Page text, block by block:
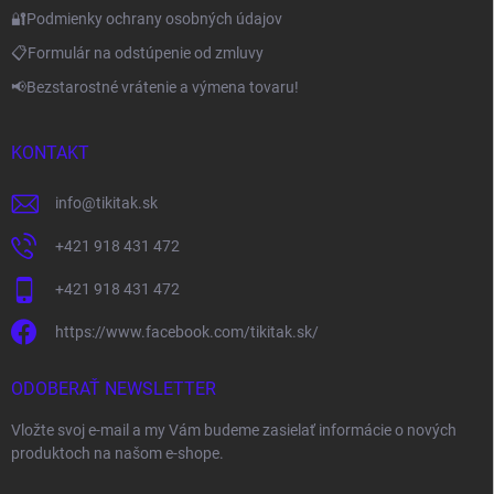
🔐Podmienky ochrany osobných údajov
📋Formulár na odstúpenie od zmluvy
📢Bezstarostné vrátenie a výmena tovaru!
KONTAKT
info@tikitak.sk
+421 918 431 472
+421 918 431 472
https://www.facebook.com/tikitak.sk/
ODOBERAŤ NEWSLETTER
Vložte svoj e-mail a my Vám budeme zasielať informácie o nových
produktoch na našom e-shope.